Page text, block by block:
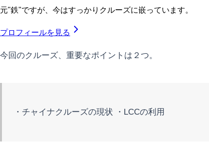
元"鉄"ですが、今はすっかりクルーズに嵌っています。
プロフィールを見る
今回のクルーズ、重要なポイントは２つ。
・チャイナクルーズの現状 ・LCCの利用